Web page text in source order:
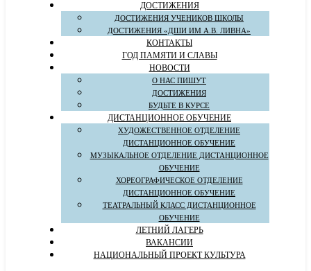
ДОСТИЖЕНИЯ
ДОСТИЖЕНИЯ УЧЕНИКОВ ШКОЛЫ
ДОСТИЖЕНИЯ «ДШИ ИМ А.В. ЛИВНА»
КОНТАКТЫ
ГОД ПАМЯТИ И СЛАВЫ
НОВОСТИ
О НАС ПИШУТ
ДОСТИЖЕНИЯ
БУДЬТЕ В КУРСЕ
ДИСТАНЦИОННОЕ ОБУЧЕНИЕ
ХУДОЖЕСТВЕННОЕ ОТДЕЛЕНИЕ
ДИСТАНЦИОННОЕ ОБУЧЕНИЕ
МУЗЫКАЛЬНОЕ ОТДЕЛЕНИЕ ДИСТАНЦИОННОЕ
ОБУЧЕНИЕ
ХОРЕОГРАФИЧЕСКОЕ ОТДЕЛЕНИЕ
ДИСТАНЦИОННОЕ ОБУЧЕНИЕ
ТЕАТРАЛЬНЫЙ КЛАСС ДИСТАНЦИОННОЕ
ОБУЧЕНИЕ
ЛЕТНИЙ ЛАГЕРЬ
ВАКАНСИИ
НАЦИОНАЛЬНЫЙ ПРОЕКТ КУЛЬТУРА